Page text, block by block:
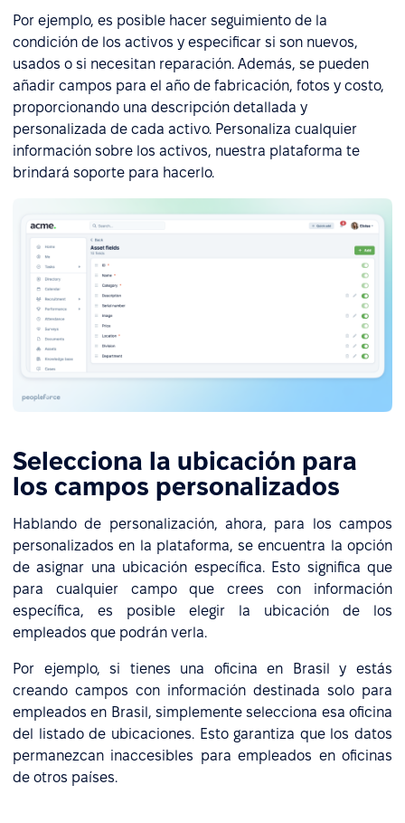
Por ejemplo, es posible hacer seguimiento de la
condición de los activos y especificar si son nuevos,
usados o si necesitan reparación. Además, se pueden
añadir campos para el año de fabricación, fotos y costo,
proporcionando una descripción detallada y
personalizada de cada activo. Personaliza cualquier
información sobre los activos, nuestra plataforma te
brindará soporte para hacerlo.
Selecciona la ubicación para
los campos personalizados
Hablando de personalización, ahora, para los campos
personalizados en la plataforma, se encuentra la opción
de asignar una ubicación específica. Esto significa que
para cualquier campo que crees con información
específica, es posible elegir la ubicación de los
empleados que podrán verla.
Por ejemplo, si tienes una oficina en Brasil y estás
creando campos con información destinada solo para
empleados en Brasil, simplemente selecciona esa oficina
del listado de ubicaciones. Esto garantiza que los datos
permanezcan inaccesibles para empleados en oficinas
de otros países.